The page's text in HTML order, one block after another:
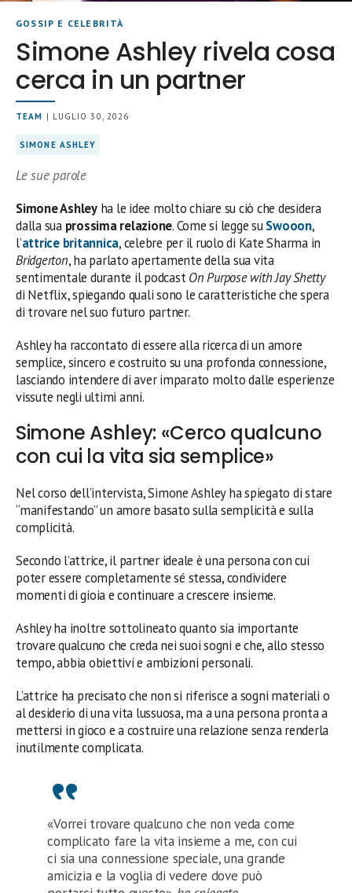
GOSSIP E CELEBRITÀ
Simone Ashley rivela cosa
cerca in un partner
TEAM | LUGLIO 30, 2026
SIMONE ASHLEY
Le sue parole
Simone Ashleyha le idee molto chiare su ciò che desidera
dalla sua prossima relazione. Come si legge suSwooon,
l’attrice britannica, celebre per il ruolo di Kate Sharma in
Bridgerton, ha parlato apertamente della sua vita
sentimentale durante il podcastOn Purpose with Jay Shetty
di Netflix, spiegando quali sono le caratteristiche che spera
di trovare nel suo futuro partner.
Ashley ha raccontato di essere alla ricerca di un amore
semplice, sincero e costruito su una profonda connessione,
lasciando intendere di aver imparato molto dalle esperienze
vissute negli ultimi anni.
Simone Ashley: «Cerco qualcuno
con cui la vita sia semplice»
Nel corso dell’intervista, Simone Ashley ha spiegato di stare
“manifestando” un amore basato sulla semplicità e sulla
complicità.
Secondo l’attrice, il partner ideale è una persona con cui
poter essere completamente sé stessa, condividere
momenti di gioia e continuare a crescere insieme.
Ashley ha inoltre sottolineato quanto sia importante
trovare qualcuno che creda nei suoi sogni e che, allo stesso
tempo, abbia obiettivi e ambizioni personali.
L’attrice ha precisato che non si riferisce a sogni materiali o
al desiderio di una vita lussuosa, ma a una persona pronta a
mettersi in gioco e a costruire una relazione senza renderla
inutilmente complicata.
«Vorrei trovare qualcuno che non veda come
complicato fare la vita insieme a me, con cui
ci sia una connessione speciale, una grande
amicizia e la voglia di vedere dove può